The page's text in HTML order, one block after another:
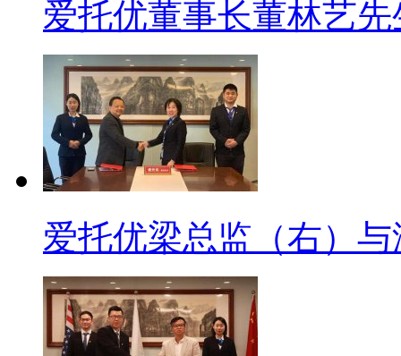
爱托优董事长董林艺
爱托优梁总监（右）